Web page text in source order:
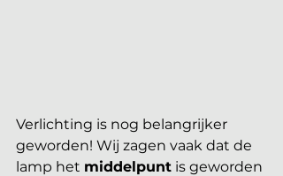
Verlichting is nog belangrijker
geworden! Wij zagen vaak dat de
lamp het middelpunt is geworden